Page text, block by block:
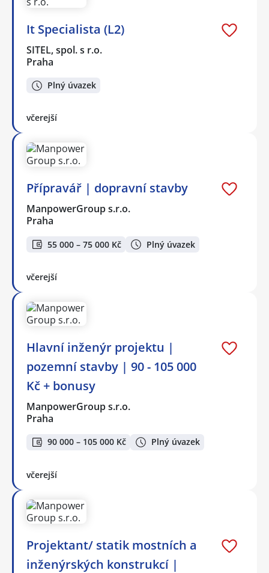
It Specialista (L2)
SITEL, spol. s r.o.
Praha
Plný úvazek
včerejší
Přípravář | dopravní stavby
ManpowerGroup s.r.o.
Praha
55 000 – 75 000 Kč Plný úvazek
včerejší
Hlavní inženýr projektu |
pozemní stavby | 90 - 105 000
Kč + bonusy
ManpowerGroup s.r.o.
Praha
90 000 – 105 000 Kč Plný úvazek
včerejší
Projektant/ statik mostních a
inženýrských konstrukcí |